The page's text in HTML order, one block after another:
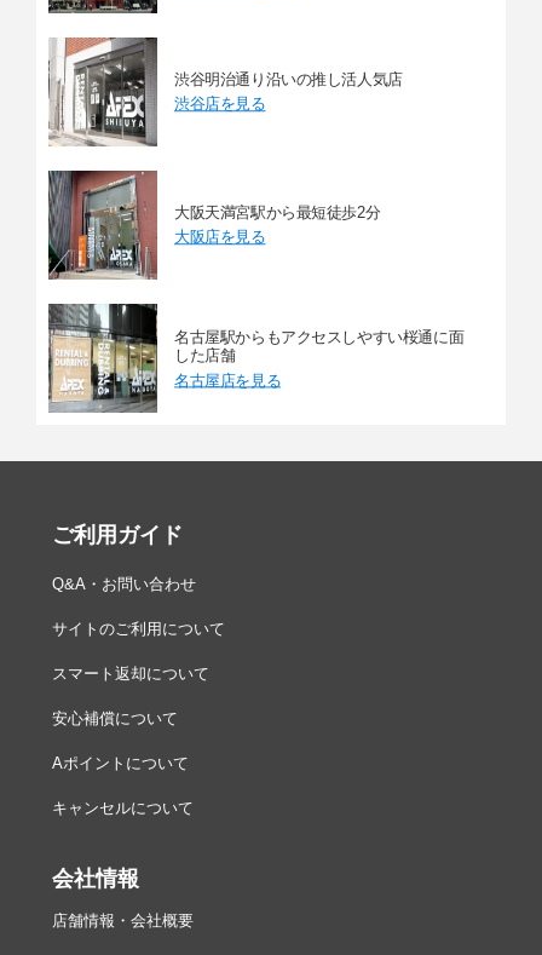
渋谷明治通り沿いの推し活人気店
渋谷店を見る
大阪天満宮駅から最短徒歩2分
大阪店を見る
名古屋駅からもアクセスしやすい桜通に面
した店舗
名古屋店を見る
ご利用ガイド
Q&A・お問い合わせ
サイトのご利用について
スマート返却について
安心補償について
Aポイントについて
キャンセルについて
会社情報
店舗情報・会社概要